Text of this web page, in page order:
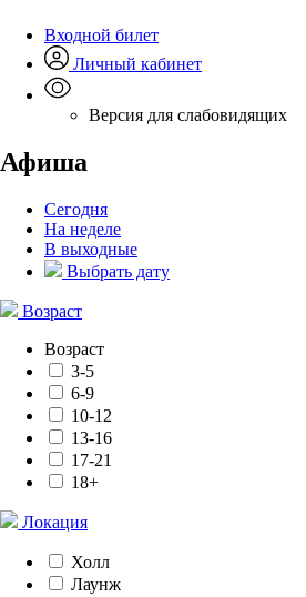
Входной билет
Личный кабинет
Версия для слабовидящих
Афиша
Сегодня
На неделе
В выходные
Выбрать дату
Возраст
Возраст
3-5
6-9
10-12
13-16
17-21
18+
Локация
Холл
Лаунж